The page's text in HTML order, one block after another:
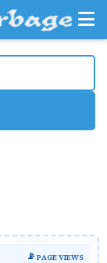
📡 PAGE VIEWS